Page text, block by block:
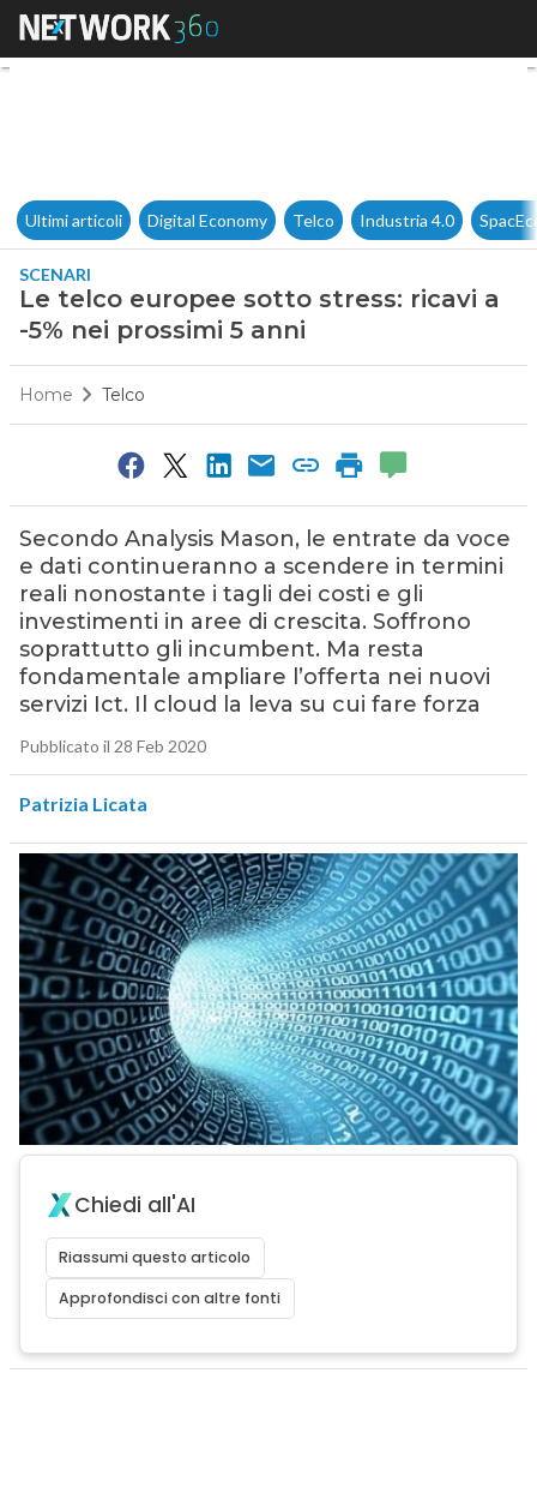
Le telco europee sotto
Ultimi articoli Digital Economy Telco Industria 4.0
SCENARI
Le telco europee sotto stress: ricavi a
-5% nei prossimi 5 anni
Home Telco
Secondo Analysis Mason, le entrate da voce
e dati continueranno a scendere in termini
reali nonostante i tagli dei costi e gli
investimenti in aree di crescita. Soffrono
soprattutto gli incumbent. Ma resta
fondamentale ampliare l’offerta nei nuovi
servizi Ict. Il cloud la leva su cui fare forza
Pubblicato il 28 Feb 2020
Patrizia Licata
Chiedi all'AI
Riassumi questo articolo
Approfondisci con altre fonti